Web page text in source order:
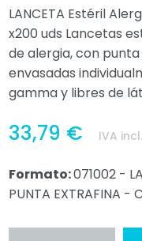
LANCETA Estéril
x200 uds Lancetas
de alergia, con
envasadas
gamma y libres de
33,79 € IVA incl.
Formato:071002 -
PUNTA EXTRAFINA -